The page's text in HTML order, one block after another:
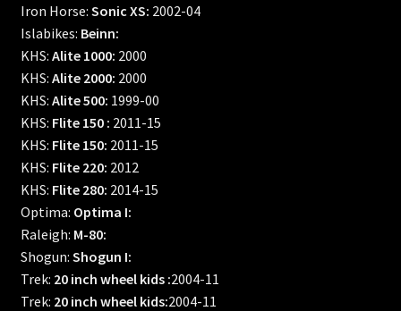
Iron Horse: Sonic XS: 2002-04
Islabikes: Beinn:
KHS: Alite 1000: 2000
KHS: Alite 2000: 2000
KHS: Alite 500: 1999-00
KHS: Flite 150 : 2011-15
KHS: Flite 150: 2011-15
KHS: Flite 220: 2012
KHS: Flite 280: 2014-15
Optima: Optima I:
Raleigh: M-80:
Shogun: Shogun I:
Trek: 20 inch wheel kids :2004-11
Trek: 20 inch wheel kids:2004-11